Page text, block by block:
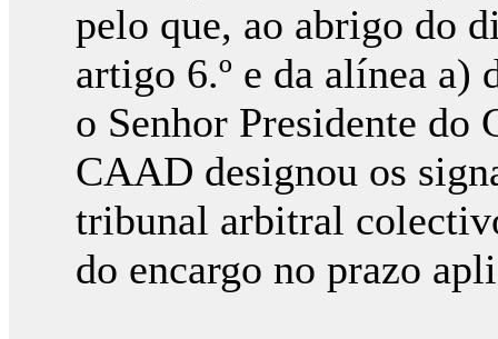
pelo que, ao abrigo do
artigo 6.º e da alínea a)
o Senhor Presidente do
CAAD designou os
tribunal arbitral
do encargo no prazo